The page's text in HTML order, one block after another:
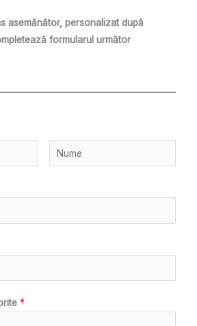
asemănător, personalizat după
formularul următor
*